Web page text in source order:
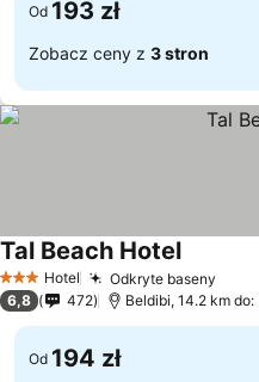
Od 193 zł
Zobacz ceny z 3 stron
3 Kategoria
Hotel Odkryte baseny
Tal Beach HotelWyświetl
6,8 472 Beldibi, 14.2 km do:
Od 194 zł